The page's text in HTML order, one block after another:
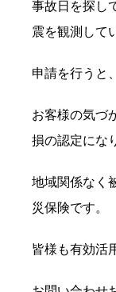
事故日を探し
震を観測して
申請を行うと
お客様の気づ
損の認定にな
地域関係なく
災保険です。
皆様も有効活